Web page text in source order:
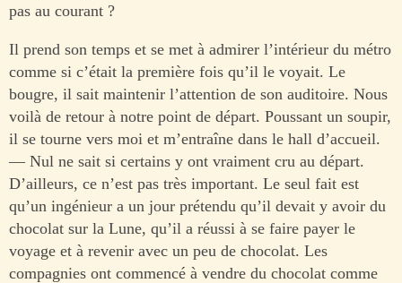
pas au courant ?
Il prend son temps et se met à admirer l’intérieur du métro
comme si c’était la première fois qu’il le voyait. Le
bougre, il sait maintenir l’attention de son auditoire. Nous
voilà de retour à notre point de départ. Poussant un soupir,
il se tourne vers moi et m’entraîne dans le hall d’accueil.
— Nul ne sait si certains y ont vraiment cru au départ.
D’ailleurs, ce n’est pas très important. Le seul fait est
qu’un ingénieur a un jour prétendu qu’il devait y avoir du
chocolat sur la Lune, qu’il a réussi à se faire payer le
voyage et à revenir avec un peu de chocolat. Les
compagnies ont commencé à vendre du chocolat comme